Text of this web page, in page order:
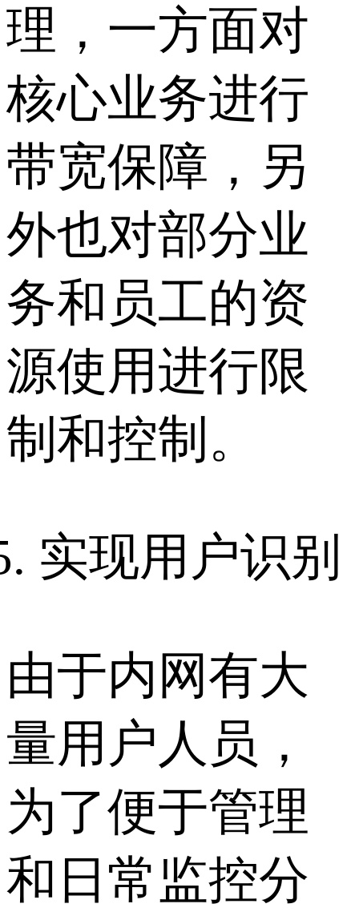
理，一方面对
核心业务进行
带宽保障，另
外也对部分业
务和员工的资
源使用进行限
制和控制。
实现用户识别
由于内网有大
量用户人员，
为了便于管理
和日常监控分